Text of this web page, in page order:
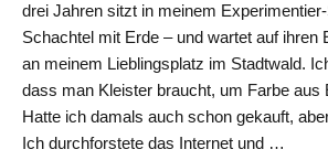
drei Jahren sitzt in meinem
Schachtel mit Erde – und wartet auf ihren
an meinem Lieblingsplatz im Stadtwald.
dass man Kleister braucht, um Farbe aus
Hatte ich damals auch schon gekauft,
Ich durchforstete das Internet und …